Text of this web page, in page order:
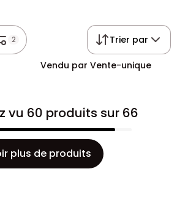
2 Trier par
Vendu par Vente-unique
vu 60 produits sur 66
plus de produits